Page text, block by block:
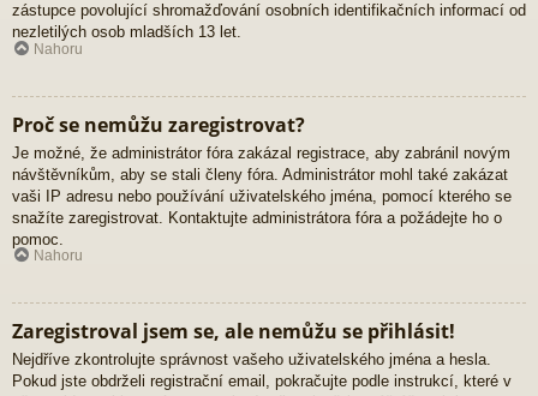
zástupce povolující shromažďování osobních identifikačních informací od
nezletilých osob mladších 13 let.
Nahoru
Proč se nemůžu zaregistrovat?
Je možné, že administrátor fóra zakázal registrace, aby zabránil novým
návštěvníkům, aby se stali členy fóra. Administrátor mohl také zakázat
vaši IP adresu nebo používání uživatelského jména, pomocí kterého se
snažíte zaregistrovat. Kontaktujte administrátora fóra a požádejte ho o
pomoc.
Nahoru
Zaregistroval jsem se, ale nemůžu se přihlásit!
Nejdříve zkontrolujte správnost vašeho uživatelského jména a hesla.
Pokud jste obdrželi registrační email, pokračujte podle instrukcí, které v